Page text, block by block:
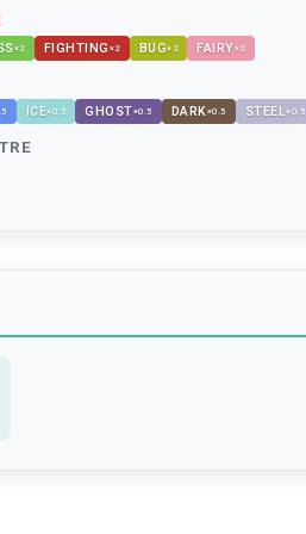
×2 FIGHTING ×2 BUG× 2 FAIRY×2
ICE×0.5 GHOST×0.5 DARK×0.5 STEEL×0.5